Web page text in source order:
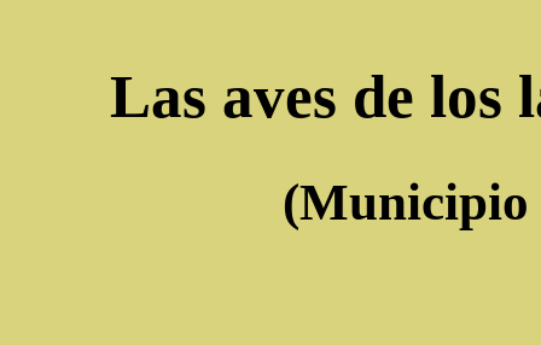
Las aves de los
(Municipio